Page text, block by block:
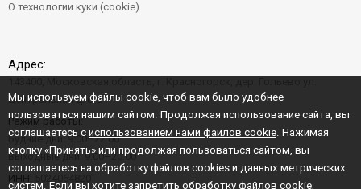
О технологии куки (cookie)
Адрес:
Центральная д. 6"Б"
Режим работы:
Будние дни: 9:00–22:00
Выходные дни: 9:00–20:00
ИНН:
Мы используем файлы cookie, чтоб вам было удобнее
пользоваться нашим сайтом. Продолжая использование сайта, вы
соглашаетесь с использованием нами файлов cookie . Нажимая
кнопку «Принять» или продолжая пользоваться сайтом, вы
соглашаетесь на обработку файлов cookies и данных метрических
систем. Если вы хотите запретить обработку файлов cookie,